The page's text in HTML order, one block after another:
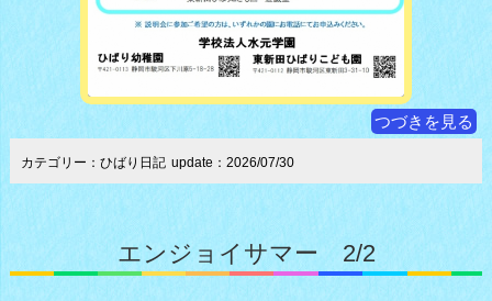
つづきを見る
カテゴリー：ひばり日記 update：2026/07/30
エンジョイサマー 2/2